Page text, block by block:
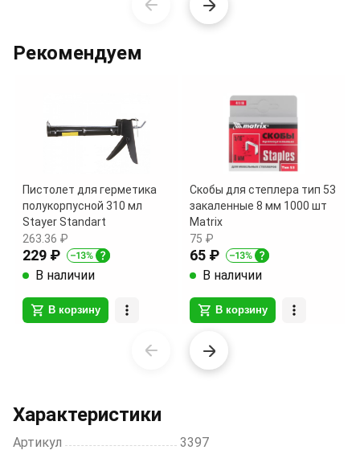
Рекомендуем
Пистолет для герметика
полукорпусной 310 мл
Stayer Standart
263.36 ₽
229 ₽
В наличии
В корзину
Скобы для степлера тип 53
закаленные 8 мм 1000 шт
Matrix
75 ₽
65 ₽
В наличии
В корзину
20
of
11
Характеристики
Артикул 3397